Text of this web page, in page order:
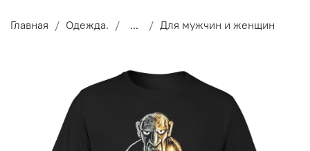
Главная Одежда. ... Для мужчин и женщин